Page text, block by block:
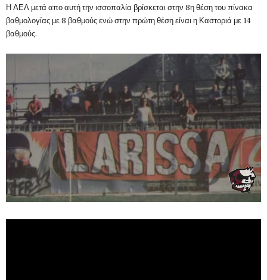
Η ΑΕΛ μετά απο αυτή την ισσοπαλία βρίσκεται στην 8η θέση του πίνακα
βαθμολογίας με 8 βαθμούς ενώ στην πρώτη θέση είναι η Καστοριά με 14
βαθμούς.